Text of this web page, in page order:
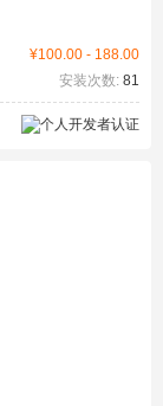
¥100.00 - 188.00
安装次数: 81